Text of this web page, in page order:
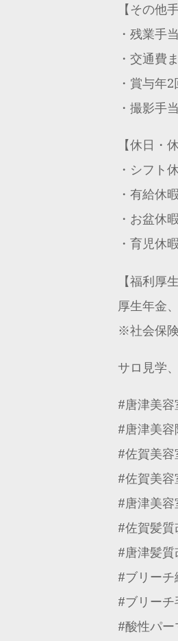
【その他
・残業手当
・交通費
・賞与年2
・撮影手
【休日・
・シフト
・有給休暇
・お盆休
・育児休
【福利厚
厚生年金
※社会保
サロ見学
#唐津美
#唐津美
#佐賀美
#佐賀美
#唐津美容
#佐賀髪質
#唐津髪質
#ブリー
#ブリー
#酸性パー